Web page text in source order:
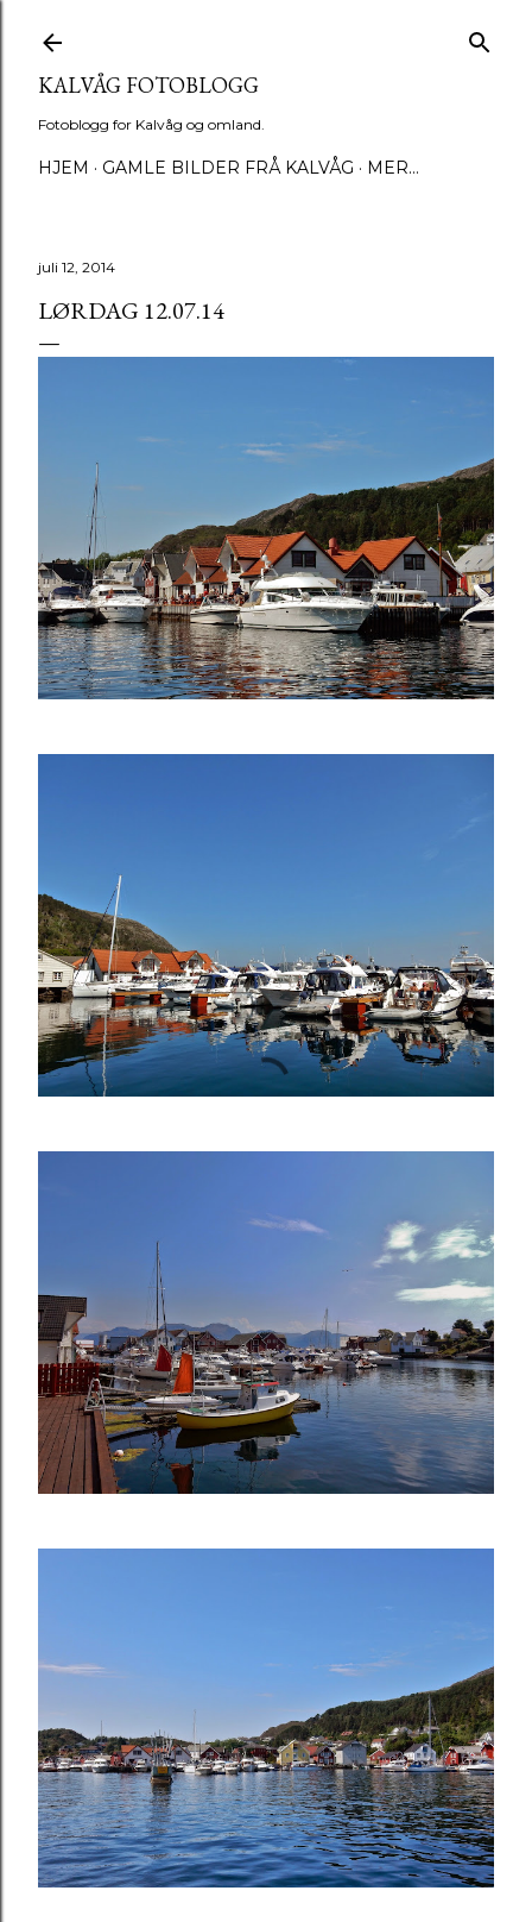
KALVÅG FOTOBLOGG
Fotoblogg for Kalvåg og omland.
HJEM GAMLE BILDER FRÅ KALVÅG MER…
juli 12, 2014
LØRDAG 12.07.14